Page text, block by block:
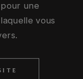
une
vous